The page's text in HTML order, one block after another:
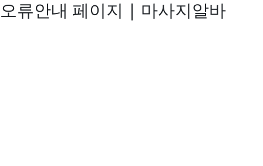
오류안내 페이지 | 마사지알바